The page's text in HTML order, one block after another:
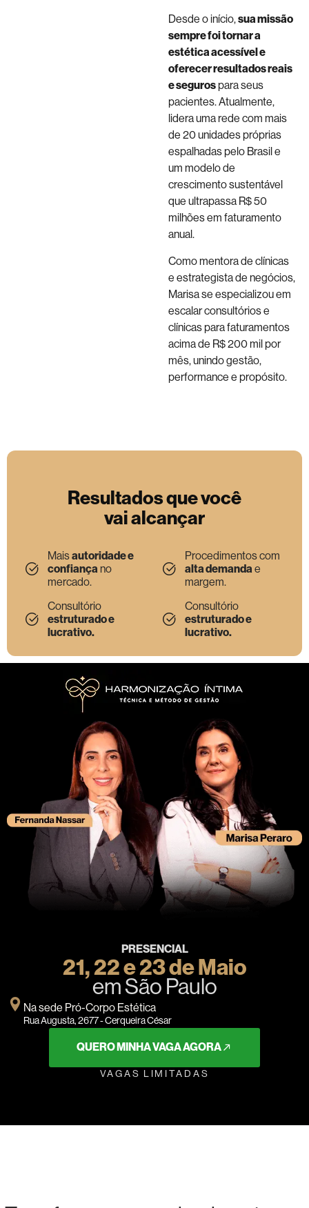
Desde o início,sua missão
sempre foi tornar a
estética acessível e
oferecer resultados reais
e segurospara seus
pacientes. Atualmente,
lidera uma rede com mais
de 20 unidades próprias
espalhadas pelo Brasil e
um modelo de
crescimento sustentável
que ultrapassa R$ 50
milhões em faturamento
anual.
Como mentora de clínicas
e estrategista de negócios,
Marisa se especializou em
escalar consultórios e
clínicas para faturamentos
acima de R$ 200 mil por
mês, unindo gestão,
performance e propósito.
Resultados que você
vai alcançar
Maisautoridade e
confiançano
mercado.
Consultório
estruturado e
lucrativo.
Procedimentos com
alta demandae
margem.
Consultório
estruturado e
lucrativo.
PRESENCIAL
21, 22 e 23 de Maio
em São Paulo
Na sede Pró-Corpo Estética
Rua Augusta, 2677 - Cerqueira César
QUERO MINHA VAGA AGORA
VAGAS LIMITADAS